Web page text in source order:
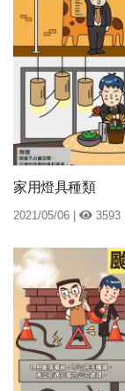
家用燈具種類
2021/05/06 | 3593 |